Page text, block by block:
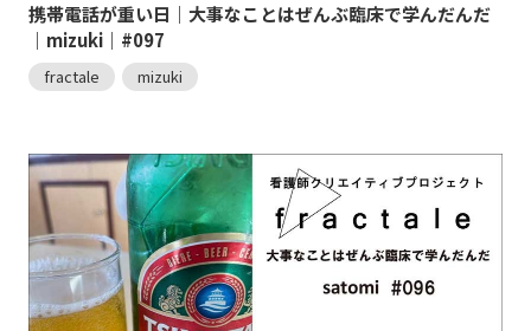
携帯電話が重い日｜大事なことはぜんぶ臨床で学んだんだ
｜mizuki｜#097
fractale mizuki